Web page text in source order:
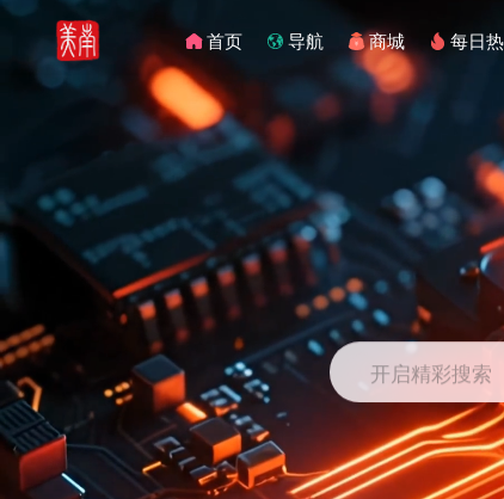
首页 导航 商城 每日
开启精彩搜索